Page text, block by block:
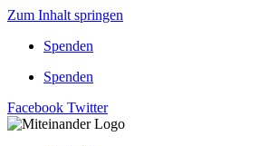
Zum Inhalt springen
Spenden
Spenden
Facebook Twitter